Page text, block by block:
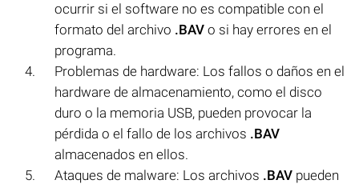
ocurrir si el software no es compatible con el
formato del archivo .BAV o si hay errores en el
programa.
Problemas de hardware: Los fallos o daños en el
hardware de almacenamiento, como el disco
duro o la memoria USB, pueden provocar la
pérdida o el fallo de los archivos .BAV
almacenados en ellos.
Ataques de malware: Los archivos .BAV pueden